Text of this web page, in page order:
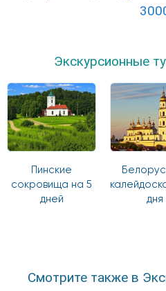
Экскурсионные
Пинские
сокровища на 5
дней
дня
Смотрите также в